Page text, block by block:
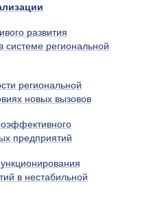
развития
региональной
региональной
новых вызовов
предприятий
в нестабильной